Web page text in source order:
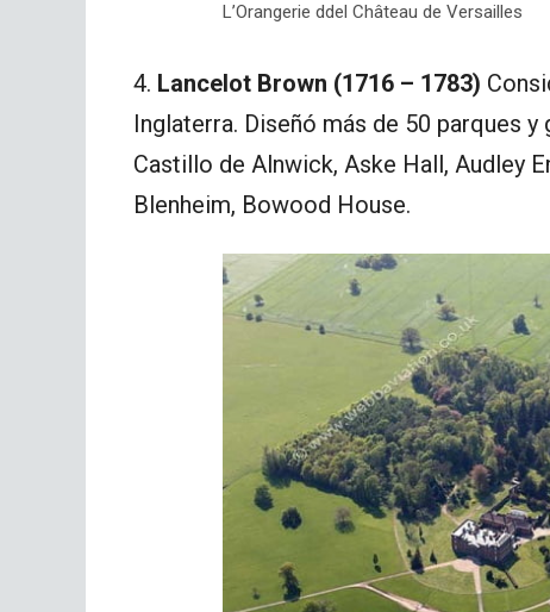
L’Orangerie ddel Château de Versailles
4. Lancelot Brown (1716 – 1783)
Inglaterra. Diseñó más de 50 parques
Castillo de Alnwick, Aske Hall, Audley
Blenheim, Bowood House.